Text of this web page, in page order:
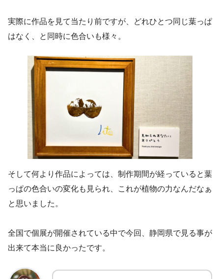
実際に作品を見て当たり前ですが、どれひとつ同じ葉っぱ
はなく、と同時に色合いも様々。
そして何より作品によっては、制作期間が経っていると葉
っぱの色合いの変化も見られ、これが植物の力なんだなぁ
と思いました。
全国で個展が開催されている中で今回、静岡県で見る事が
出来て本当に良かったです。